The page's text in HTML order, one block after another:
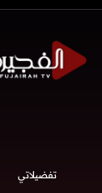
تفضيلاتي